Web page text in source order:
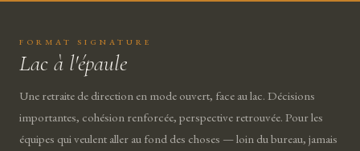
FORMAT SIGNATURE
Lac à l'épaule
Une retraite de direction en mode ouvert, face au lac. Décisions
importantes, cohésion renforcée, perspective retrouvée. Pour les
équipes qui veulent aller au fond des choses — loin du bureau, jamais